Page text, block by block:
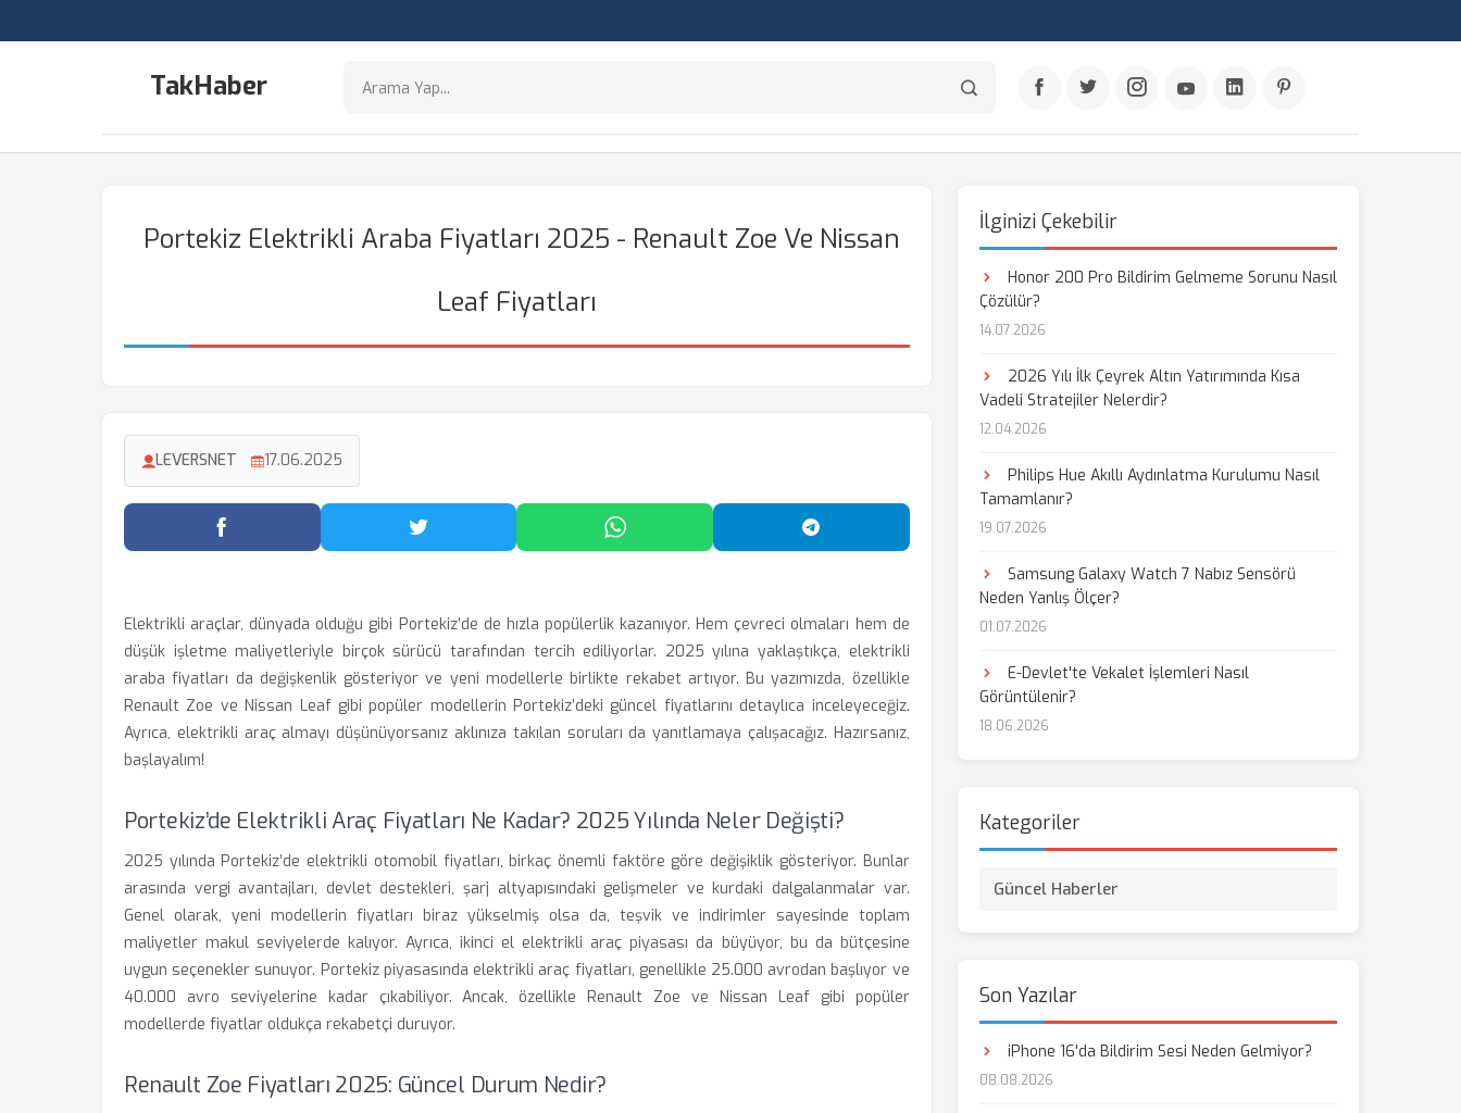
TakHaber
Portekiz Elektrikli Araba Fiyatları 2025 - Renault Zoe Ve Nissan
Leaf Fiyatları
LEVERSNET 17.06.2025
Facebook'ta Paylaş Twitter'da Paylaş WhatsApp'ta Paylaş Telegram'da Paylaş
Elektrikli araçlar, dünyada olduğu gibi Portekiz’de de hızla popülerlik kazanıyor. Hem çevreci olmaları hem de
düşük işletme maliyetleriyle birçok sürücü tarafından tercih ediliyorlar. 2025 yılına yaklaştıkça, elektrikli
araba fiyatları da değişkenlik gösteriyor ve yeni modellerle birlikte rekabet artıyor. Bu yazımızda, özellikle
Renault Zoe ve Nissan Leaf gibi popüler modellerin Portekiz’deki güncel fiyatlarını detaylıca inceleyeceğiz.
Ayrıca, elektrikli araç almayı düşünüyorsanız aklınıza takılan soruları da yanıtlamaya çalışacağız. Hazırsanız,
başlayalım!
Portekiz’de Elektrikli Araç Fiyatları Ne Kadar? 2025 Yılında Neler Değişti?
2025 yılında Portekiz’de elektrikli otomobil fiyatları, birkaç önemli faktöre göre değişiklik gösteriyor. Bunlar
arasında vergi avantajları, devlet destekleri, şarj altyapısındaki gelişmeler ve kurdaki dalgalanmalar var.
Genel olarak, yeni modellerin fiyatları biraz yükselmiş olsa da, teşvik ve indirimler sayesinde toplam
maliyetler makul seviyelerde kalıyor. Ayrıca, ikinci el elektrikli araç piyasası da büyüyor, bu da bütçesine
uygun seçenekler sunuyor. Portekiz piyasasında elektrikli araç fiyatları, genellikle 25.000 avrodan başlıyor ve
40.000 avro seviyelerine kadar çıkabiliyor. Ancak, özellikle Renault Zoe ve Nissan Leaf gibi popüler
modellerde fiyatlar oldukça rekabetçi duruyor.
Renault Zoe Fiyatları 2025: Güncel Durum Nedir?
İlginizi Çekebilir
Honor 200 Pro Bildirim Gelmeme Sorunu Nasıl
Çözülür?
14.07.2026
2026 Yılı İlk Çeyrek Altın Yatırımında Kısa
Vadeli Stratejiler Nelerdir?
12.04.2026
Philips Hue Akıllı Aydınlatma Kurulumu Nasıl
Tamamlanır?
19.07.2026
Samsung Galaxy Watch 7 Nabız Sensörü
Neden Yanlış Ölçer?
01.07.2026
E-Devlet'te Vekalet İşlemleri Nasıl
Görüntülenir?
18.06.2026
Kategoriler
Güncel Haberler
Son Yazılar
iPhone 16'da Bildirim Sesi Neden Gelmiyor?
08.08.2026